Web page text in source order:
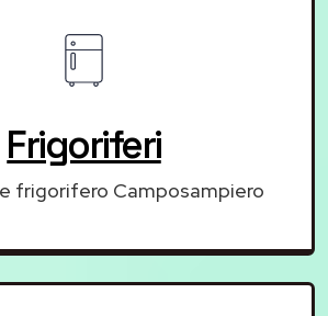
Frigoriferi
frigorifero Camposampiero